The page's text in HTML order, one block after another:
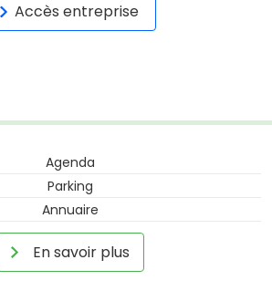
Accès entreprise
Agenda
Parking
Annuaire
En savoir plus